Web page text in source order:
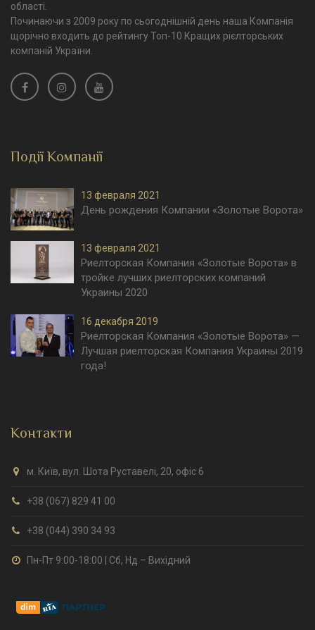
області.
Починаючи з 2009 року по сьогоднішній день наша Компанія
щорічно входить до рейтингу Топ-10 Кращих рієлторських
компаній України.
Події Компанії
13 февраля 2021
День рождения Компании «Золотые Ворота»
13 февраля 2021
Риелторская Компания «Золотые Ворота» в
тройке лучших риелторских компаний
Украины 2020
16 декабря 2019
Риелторская Компания «Золотые Ворота» —
Лучшая риелторская Компания Украины 2019
года!
Контакти
м. Київ, вул. Шота Руставелі, 20, офіс 6
+38 (067) 829 41 00
+38 (044) 390 34 93
Пн-Пт 9:00-18:00 | Сб, Нд – Вихідний